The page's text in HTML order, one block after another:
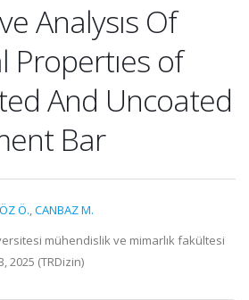
Analysıs Of
Propertıes of
And Uncoated
Bar
Ö.,CANBAZ M.
mühendislik ve mimarlık fakültesi
2025 (TRDizin)